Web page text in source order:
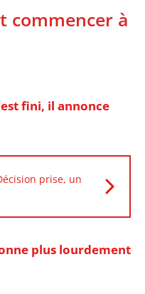
commencer à
fini, il annonce
prise, un
plus lourdement